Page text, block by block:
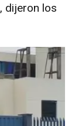
dijeron los